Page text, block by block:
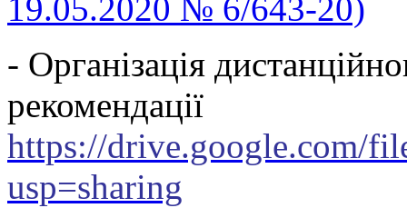
19.05.2020 № 6/643-20)
- Організація
рекомендації
https://drive.google.com/
usp=sharing